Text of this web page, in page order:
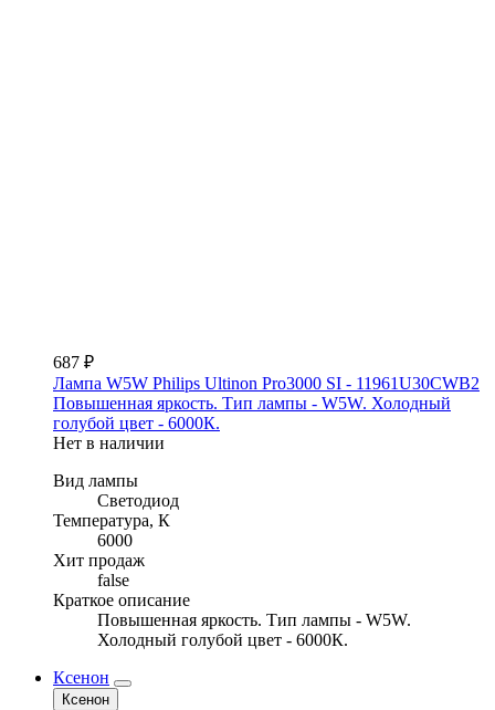
687 ₽
Лампа W5W Philips Ultinon Pro3000 SI - 11961U30CWB2
Повышенная яркость. Тип лампы - W5W. Холодный
голубой цвет - 6000К.
Нет в наличии
Вид лампы
Светодиод
Температура, К
6000
Хит продаж
false
Краткое описание
Повышенная яркость. Тип лампы - W5W.
Холодный голубой цвет - 6000К.
Ксенон
Ксенон